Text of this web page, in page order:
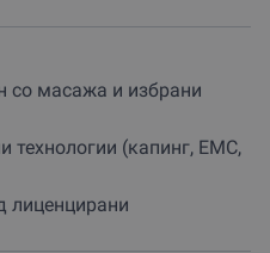
комбинира вакуум
стимулација на
или јакнење
Compex 8 – електро-
намалување болка и
со топлинска
со масажа и избрани
технологии (капинг, ЕМС,
лиценцирани